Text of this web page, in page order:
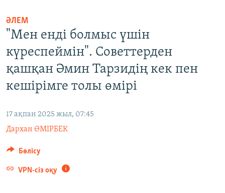
ЖАЗЫЛЫҢЫЗ
Басқа тілдерде
ӘЛЕМ
"Мен енді болмыс үшін
күреспеймін". Советтерден
қашқан Әмин Тарзидің кек пен
кешірімге толы өмірі
17 ақпан 2025 жыл, 07:45
Дархан ӨМІРБЕК
Бөлісу
VPN-сіз оқу